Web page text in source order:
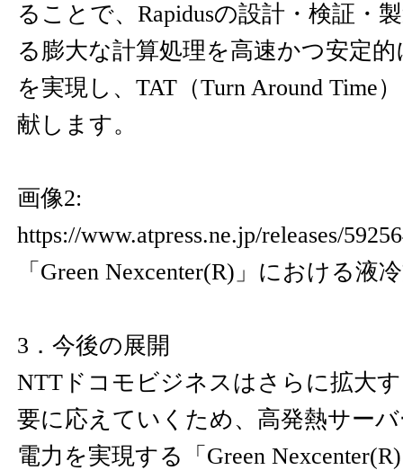
ることで、Rapidusの設計・検証・
る膨大な計算処理を高速かつ安定
を実現し、TAT（Turn Around Time
献します。
画像2:
https://www.atpress.ne.jp/releases/
「Green Nexcenter(R)」における液
3．今後の展開
NTTドコモビジネスはさらに拡大
要に応えていくため、高発熱サー
電力を実現する「Green